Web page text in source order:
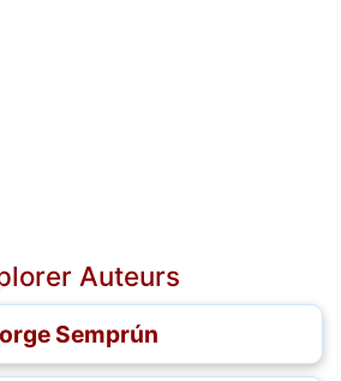
Auteurs
Semprún